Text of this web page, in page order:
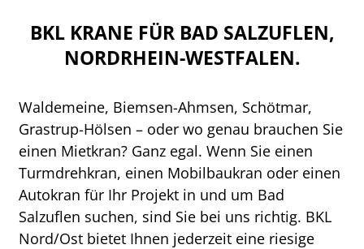
BKL KRANE FÜR BAD SALZUFLEN,
NORDRHEIN-WESTFALEN.
Waldemeine, Biemsen-Ahmsen, Schötmar,
Grastrup-Hölsen – oder wo genau brauchen Sie
einen Mietkran? Ganz egal. Wenn Sie einen
Turmdrehkran, einen Mobilbaukran oder einen
Autokran für Ihr Projekt in und um Bad
Salzuflen suchen, sind Sie bei uns richtig. BKL
Nord/Ost bietet Ihnen jederzeit eine riesige